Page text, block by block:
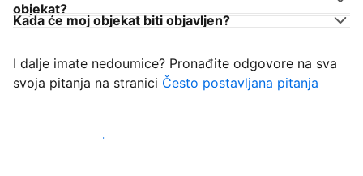
objekat?
Kada će moj objekat biti objavljen?
I dalje imate nedoumice? Pronađite odgovore na sva
svoja pitanja na stranici Često postavljana pitanja
Počnite da primate goste